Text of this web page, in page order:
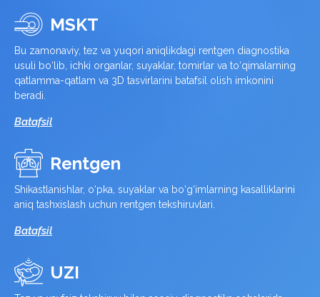
MSKT
Bu zamonaviy, tez va yuqori aniqlikdagi rentgen diagnostika
usuli bo‘lib, ichki organlar, suyaklar, tomirlar va to‘qimalarning
qatlamma-qatlam va 3D tasvirlarini batafsil olish imkonini
beradi.
Batafsil
Rentgen
Shikastlanishlar, o‘pka, suyaklar va bo‘g‘imlarning kasalliklarini
aniq tashxislash uchun rentgen tekshiruvlari.
Batafsil
UZI